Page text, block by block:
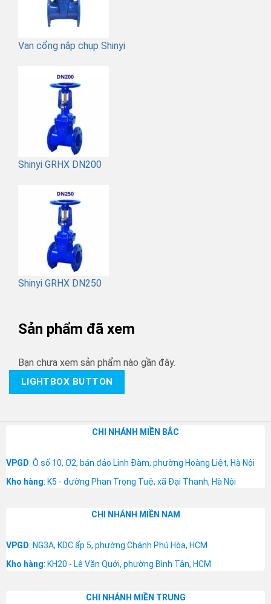
Van cổng nắp chụp Shinyi
Shinyi GRHX DN200
Shinyi GRHX DN250
Sản phẩm đã xem
Bạn chưa xem sản phẩm nào gần đây.
LIGHTBOX BUTTON
CHI NHÁNH MIỀN BẮC
VPGD: Ô số 10, Ơ2, bán đảo Linh Đàm, phường Hoàng Liệt, Hà Nội
Kho hàng: K5 - đường Phan Trọng Tuệ, xã Đại Thanh, Hà Nội
CHI NHÁNH MIỀN NAM
VPGD: NG3A, KDC ấp 5, phường Chánh Phú Hòa, HCM
Kho hàng: KH20 - Lê Văn Quới, phường Bình Tân, HCM
CHI NHÁNH MIỀN TRUNG